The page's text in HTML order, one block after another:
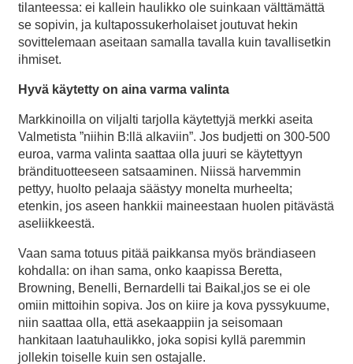
tilanteessa: ei kallein haulikko ole suinkaan välttämättä
se sopivin, ja kultapossukerholaiset joutuvat hekin
sovittelemaan aseitaan samalla tavalla kuin tavallisetkin
ihmiset.
Hyvä käytetty on aina varma valinta
Markkinoilla on viljalti tarjolla käytettyjä merkki aseita
Valmetista ”niihin B:llä alkaviin”. Jos budjetti on 300-500
euroa, varma valinta saattaa olla juuri se käytettyyn
brändituotteeseen satsaaminen. Niissä harvemmin
pettyy, huolto pelaaja säästyy monelta murheelta;
etenkin, jos aseen hankkii maineestaan huolen pitävästä
aseliikkeestä.
Vaan sama totuus pitää paikkansa myös brändiaseen
kohdalla: on ihan sama, onko kaapissa Beretta,
Browning, Benelli, Bernardelli tai Baikal,jos se ei ole
omiin mittoihin sopiva. Jos on kiire ja kova pyssykuume,
niin saattaa olla, että asekaappiin ja seisomaan
hankitaan laatuhaulikko, joka sopisi kyllä paremmin
jollekin toiselle kuin sen ostajalle.